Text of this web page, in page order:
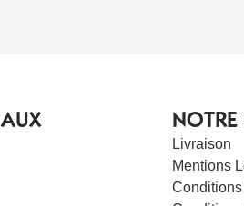
NOTRE
Livraison
Mentions
Conditions